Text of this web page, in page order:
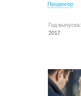
Продюсер
Год выпуска:
2017